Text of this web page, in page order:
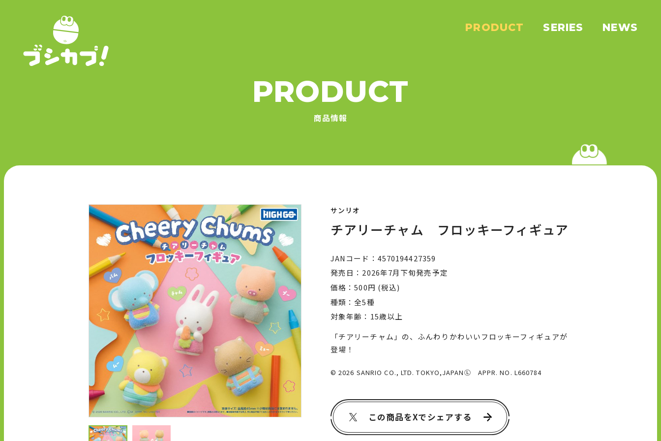
PRODUCT SERIES NEWS
PRODUCT
商品情報
サンリオ
チアリーチャム フロッキーフィギュア
JANコード
4570194427359
発売日
2026年7月下旬発売予定
価格
500円 (税込)
種類
全5種
対象年齢
15歳以上
「チアリーチャム」の、ふんわりかわいいフロッキーフィギュアが
登場！
© 2026 SANRIO CO., LTD. TOKYO,JAPANⓁ APPR. NO. L660784
この商品をXでシェアする